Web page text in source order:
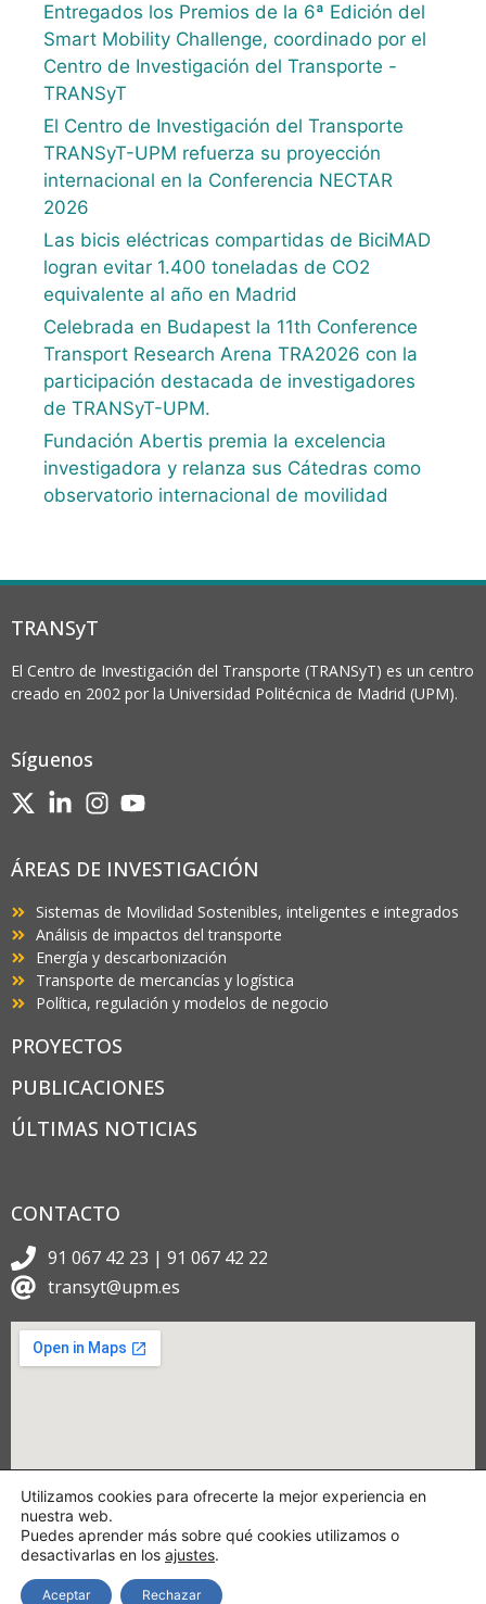
Entregados los Premios de la 6ª Edición del
Smart Mobility Challenge, coordinado por el
Centro de Investigación del Transporte -
TRANSyT
El Centro de Investigación del Transporte
TRANSyT-UPM refuerza su proyección
internacional en la Conferencia NECTAR
2026
Las bicis eléctricas compartidas de BiciMAD
logran evitar 1.400 toneladas de CO2
equivalente al año en Madrid
Celebrada en Budapest la 11th Conference
Transport Research Arena TRA2026 con la
participación destacada de investigadores
de TRANSyT-UPM.
Fundación Abertis premia la excelencia
investigadora y relanza sus Cátedras como
observatorio internacional de movilidad
TRANSyT
El Centro de Investigación del Transporte (TRANSyT) es un centro
creado en 2002 por la Universidad Politécnica de Madrid (UPM).
Síguenos
ÁREAS DE INVESTIGACIÓN
Sistemas de Movilidad Sostenibles, inteligentes e integrados
Análisis de impactos del transporte
Energía y descarbonización
Transporte de mercancías y logística
Política, regulación y modelos de negocio
PROYECTOS
PUBLICACIONES
ÚLTIMAS NOTICIAS
CONTACTO
91 067 42 23 | 91 067 42 22
transyt@upm.es
Utilizamos cookies para ofrecerte la mejor experiencia en
nuestra web.
Puedes aprender más sobre qué cookies utilizamos o
desactivarlas en los ajustes.
Aceptar Rechazar